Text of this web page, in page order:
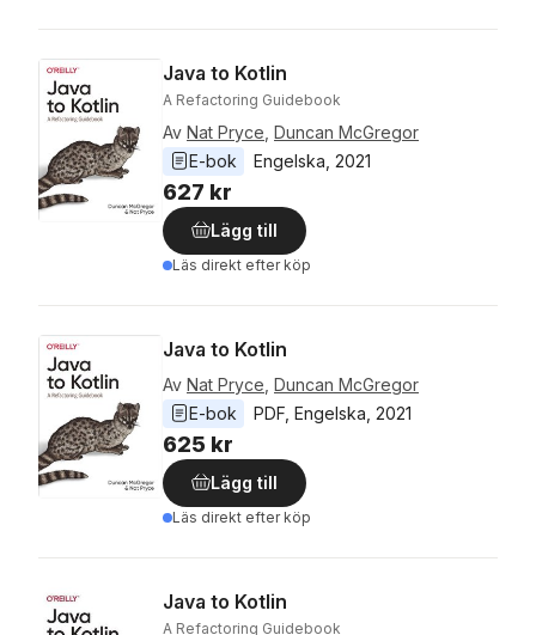
Java to Kotlin
A Refactoring Guidebook
Av Nat Pryce Duncan McGregor
E-bok
Engelska 2021
627 kr
Lägg till
Läs direkt efter köp
Java to Kotlin
Av Nat Pryce Duncan McGregor
E-bok
PDF Engelska 2021
625 kr
Lägg till
Läs direkt efter köp
Java to Kotlin
A Refactoring Guidebook